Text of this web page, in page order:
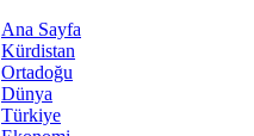
Ana Sayfa
Kürdistan
Ortadoğu
Dünya
Türkiye